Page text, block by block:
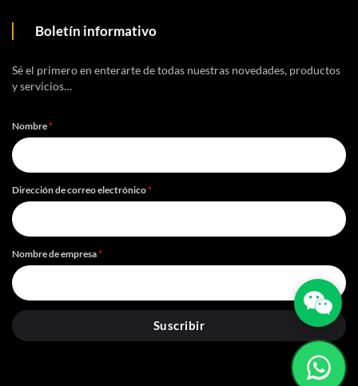
Boletín informativo
Sé el primero en enterarte de todas nuestras novedades, productos
y servicios…
Nombre*
Dirección de correo electrónico*
Nombre de empresa*
Suscribir